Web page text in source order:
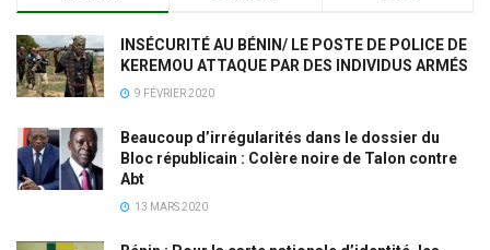
INSÉCURITÉ AU BÉNIN/ LE POSTE DE POLICE DE
KEREMOU ATTAQUE PAR DES INDIVIDUS ARMÉS
9 FÉVRIER 2020
Beaucoup d’irrégularités dans le dossier du
Bloc républicain : Colère noire de Talon contre
Abt
13 MARS 2020